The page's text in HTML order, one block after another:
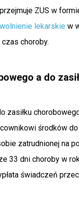
ZUS w
lekarskie w
choroby.
a do
zasiłku
środków
zatrudnionej na
33 dni choroby w
świadczeń